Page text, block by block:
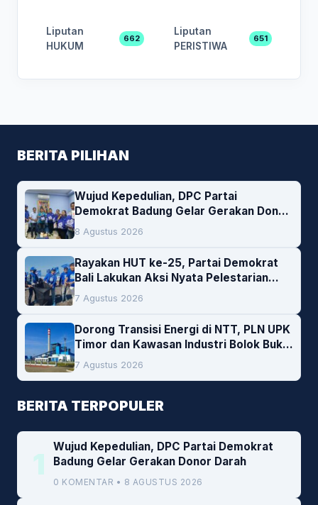
Liputan
HUKUM
662
Liputan
PERISTIWA
651
BERITA PILIHAN
Wujud Kepedulian, DPC Partai
Demokrat Badung Gelar Gerakan Donor
Darah
8 Agustus 2026
Rayakan HUT ke-25, Partai Demokrat
Bali Lakukan Aksi Nyata Pelestarian
Lingkungan
7 Agustus 2026
Dorong Transisi Energi di NTT, PLN UPK
Timor dan Kawasan Industri Bolok Buka
Peluang Investasi Woodchip untuk
Cofiring PLTU Bolok
7 Agustus 2026
BERITA TERPOPULER
1
Wujud Kepedulian, DPC Partai Demokrat
Badung Gelar Gerakan Donor Darah
0 KOMENTAR • 8 AGUSTUS 2026